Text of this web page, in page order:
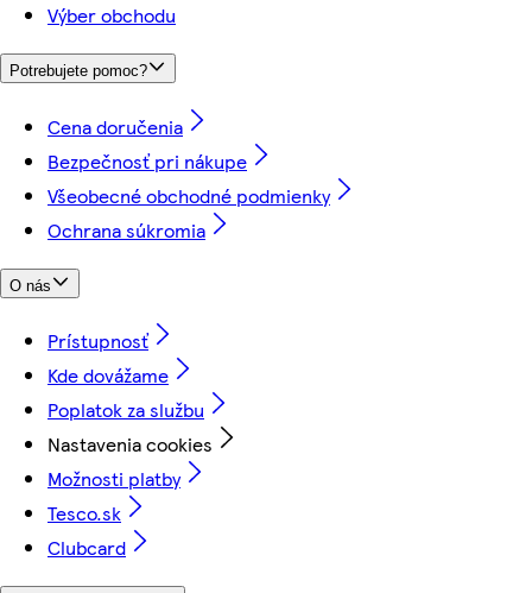
Výber obchodu
Potrebujete pomoc?
Cena doručenia
Bezpečnosť pri nákupe
Všeobecné obchodné podmienky
Ochrana súkromia
O nás
Prístupnosť
Kde dovážame
Poplatok za službu
Nastavenia cookies
Možnosti platby
Tesco.sk
Clubcard